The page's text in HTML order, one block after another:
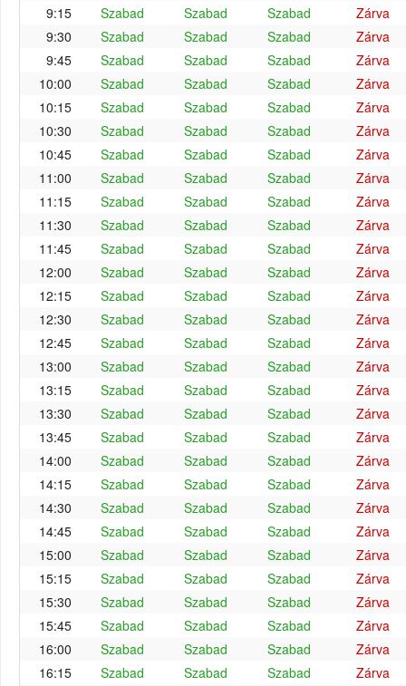
9:15
Szabad Szabad Szabad
Zárva
9:30
Szabad Szabad Szabad
Zárva
9:45
Szabad Szabad Szabad
Zárva
10:00
Szabad Szabad Szabad
Zárva
10:15
Szabad Szabad Szabad
Zárva
10:30
Szabad Szabad Szabad
Zárva
10:45
Szabad Szabad Szabad
Zárva
11:00
Szabad Szabad Szabad
Zárva
11:15
Szabad Szabad Szabad
Zárva
11:30
Szabad Szabad Szabad
Zárva
11:45
Szabad Szabad Szabad
Zárva
12:00
Szabad Szabad Szabad
Zárva
12:15
Szabad Szabad Szabad
Zárva
12:30
Szabad Szabad Szabad
Zárva
12:45
Szabad Szabad Szabad
Zárva
13:00
Szabad Szabad Szabad
Zárva
13:15
Szabad Szabad Szabad
Zárva
13:30
Szabad Szabad Szabad
Zárva
13:45
Szabad Szabad Szabad
Zárva
14:00
Szabad Szabad Szabad
Zárva
14:15
Szabad Szabad Szabad
Zárva
14:30
Szabad Szabad Szabad
Zárva
14:45
Szabad Szabad Szabad
Zárva
15:00
Szabad Szabad Szabad
Zárva
15:15
Szabad Szabad Szabad
Zárva
15:30
Szabad Szabad Szabad
Zárva
15:45
Szabad Szabad Szabad
Zárva
16:00
Szabad Szabad Szabad
Zárva
16:15
Szabad Szabad Szabad Zárva